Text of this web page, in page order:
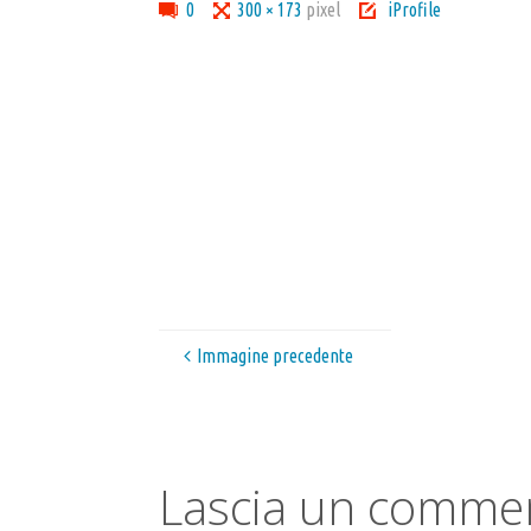
0
Tutta300 × 173 pixel iProfile
Immagine precedente
Lascia un